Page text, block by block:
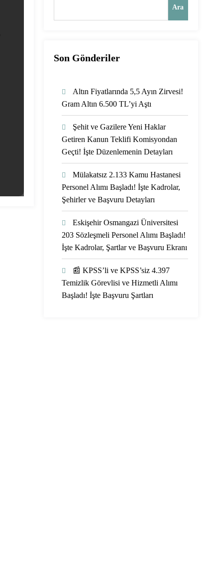
Ara
Son Gönderiler
Altın Fiyatlarında 5,5 Ayın Zirvesi!
Gram Altın 6.500 TL’yi Aştı
Şehit ve Gazilere Yeni Haklar
Getiren Kanun Teklifi Komisyondan
Geçti! İşte Düzenlemenin Detayları
Mülakatsız 2.133 Kamu Hastanesi
Personel Alımı Başladı! İşte Kadrolar,
Şehirler ve Başvuru Detayları
Eskişehir Osmangazi Üniversitesi
203 Sözleşmeli Personel Alımı Başladı!
İşte Kadrolar, Şartlar ve Başvuru Ekranı
📰 KPSS’li ve KPSS’siz 4.397
Temizlik Görevlisi ve Hizmetli Alımı
Başladı! İşte Başvuru Şartları